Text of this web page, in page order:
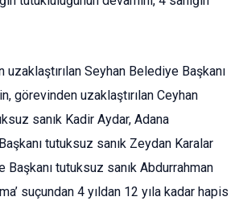
Seyhan Belediye Başkanı
görevinden uzaklaştırılan Ceyhan
sanık Kadir Aydar, Adana
tutuksuz sanık Zeydan Karalar
Başkanı tutuksuz sanık Abdurrahman
suçundan 4 yıldan 12 yıla kadar hapis